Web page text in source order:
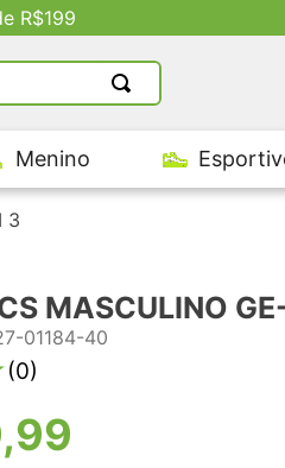
R$199
Menino
3
MASCULINO
01184-40
(0)
,99